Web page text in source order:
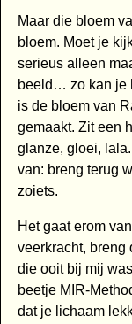
Maar die bloem
bloem. Moet je
serieus alleen
beeld… zo kan je
is de bloem van
gemaakt. Zit een
glanze, gloei,
van: breng terug
zoiets.
Het gaat erom
veerkracht, breng
die ooit bij mij
beetje MIR-
dat je lichaam